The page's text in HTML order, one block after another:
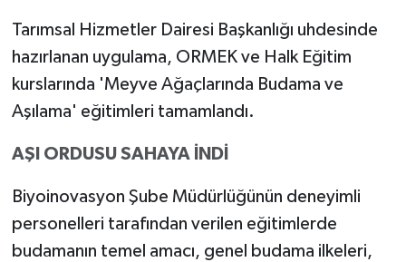
Tarımsal Hizmetler Dairesi Başkanlığı uhdesinde
hazırlanan uygulama, ORMEK ve Halk Eğitim
kurslarında 'Meyve Ağaçlarında Budama ve
Aşılama' eğitimleri tamamlandı.
AŞI ORDUSU SAHAYA İNDİ
Biyoinovasyon Şube Müdürlüğünün deneyimli
personelleri tarafından verilen eğitimlerde
budamanın temel amacı, genel budama ilkeleri,